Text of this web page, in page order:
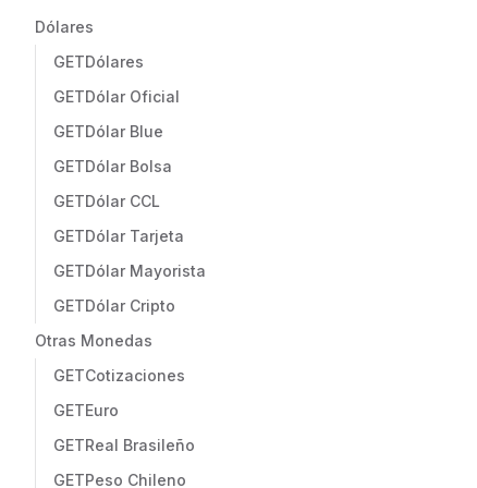
Dólares
GETDólares
GETDólar Oficial
GETDólar Blue
GETDólar Bolsa
GETDólar CCL
GETDólar Tarjeta
GETDólar Mayorista
GETDólar Cripto
Otras Monedas
GETCotizaciones
GETEuro
GETReal Brasileño
GETPeso Chileno